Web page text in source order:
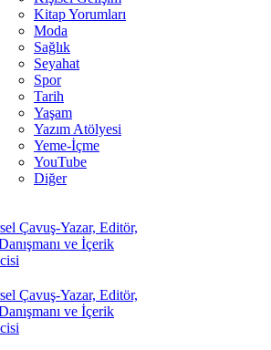
Kitap Yorumları
Moda
Sağlık
Seyahat
Spor
Tarih
Yaşam
Yazım Atölyesi
Yeme-İçme
YouTube
Diğer